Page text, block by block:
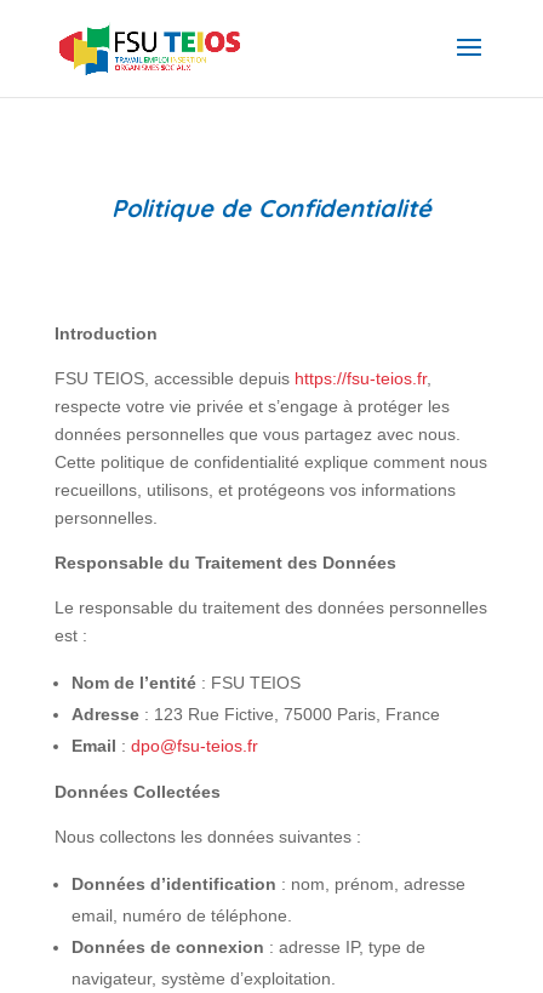
Politique de Confidentialité
Introduction
FSU TEIOS, accessible depuis https://fsu-teios.fr,
respecte votre vie privée et s’engage à protéger les
données personnelles que vous partagez avec nous.
Cette politique de confidentialité explique comment nous
recueillons, utilisons, et protégeons vos informations
personnelles.
Responsable du Traitement des Données
Le responsable du traitement des données personnelles
est :
Nom de l’entité: FSU TEIOS
Adresse: 123 Rue Fictive, 75000 Paris, France
Email : dpo@fsu-teios.fr
Données Collectées
Nous collectons les données suivantes :
Données d’identification : nom, prénom, adresse
email, numéro de téléphone.
Données de connexion : adresse IP, type de
navigateur, système d’exploitation.